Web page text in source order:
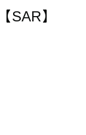
SAR】